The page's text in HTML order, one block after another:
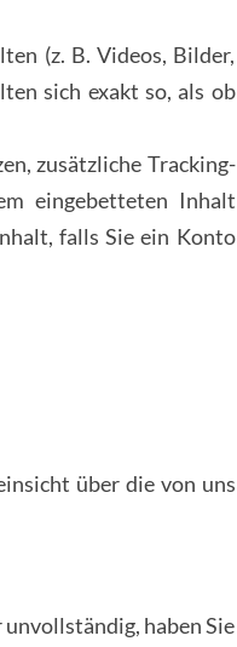
(z. B. Videos, Bilder,
sich exakt so, als ob
zusätzliche Tracking-
eingebetteten Inhalt
falls Sie ein Konto
über die von uns
haben Sie